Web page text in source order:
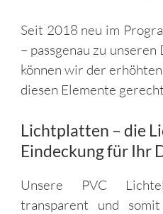
Seit 2018 neu im
– passgenau zu
können wir der
diesen Elemente
Lichtplatten – die
Eindeckung für Ihr
Unsere PVC
transparent und